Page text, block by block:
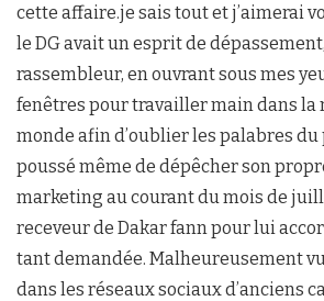
cette affaire.je sais tout et j’aimerai
le DG avait un esprit de
rassembleur, en ouvrant sous mes
fenêtres pour travailler main dans la
monde afin d’oublier les palabres du
poussé même de dépêcher son
marketing au courant du mois de
receveur de Dakar fann pour lui
tant demandée. Malheureusement
dans les réseaux sociaux d’anciens